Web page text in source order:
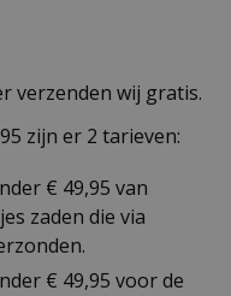
verzenden wij gratis.
zijn er 2 tarieven:
€ 49,95 van
zaden die via
€ 49,95 voor de